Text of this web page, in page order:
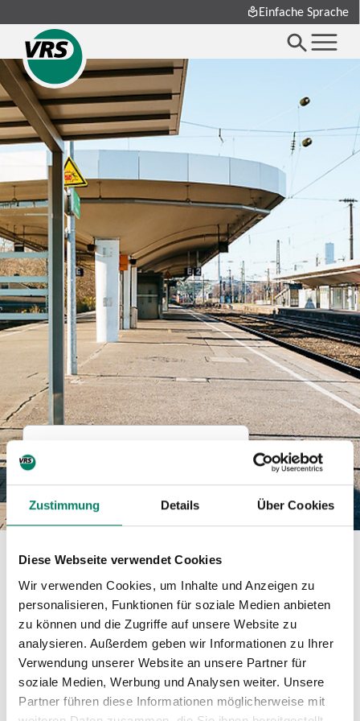
Zustimmung Details Über Cookies
Diese Webseite verwendet Cookies
Wir verwenden Cookies, um Inhalte und Anzeigen zu
personalisieren, Funktionen für soziale Medien anbieten
zu können und die Zugriffe auf unsere Website zu
analysieren. Außerdem geben wir Informationen zu Ihrer
Verwendung unserer Website an unsere Partner für
soziale Medien, Werbung und Analysen weiter. Unsere
Partner führen diese Informationen möglicherweise mit
Einfache Sprache
Betreiber
BOGESTRA
Verkehrsverbund
Verkehrsverbund Rhein-Ruhr GmbH